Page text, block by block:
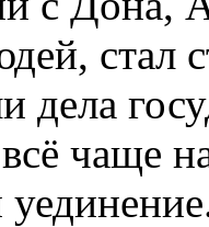
стал
дела
чаще